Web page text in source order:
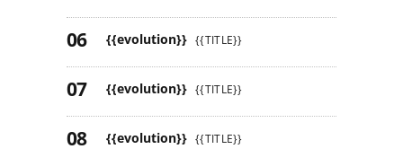
{{evolution}} {{TITLE}}
{{evolution}} {{TITLE}}
{{evolution}} {{TITLE}}